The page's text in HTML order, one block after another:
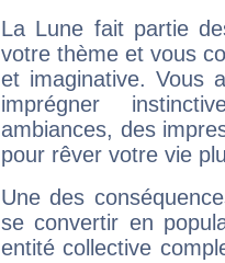
La Lune fait partie
votre thème et vous
et imaginative. Vous
imprégner
ambiances, des
pour rêver votre vie
Une des
se convertir en
entité collective